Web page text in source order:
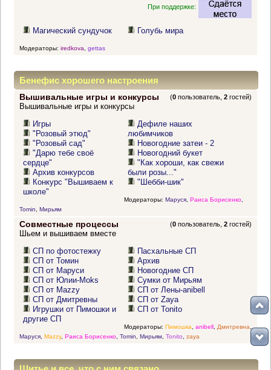
При поддержке:
Магический сундучок Голубь мира
Модераторы: iredkova gettas
Бенефис хорошего настроения
Вышивальные игры и конкурсы (0 пользователь,2 гостей)
Вышивальные игры и конкурсы
Игры
"Розовый этюд"
"Розовый сад"
"Дарю тебе своё
сердце"
Архив конкурсов
Конкурс "Вышиваем к
школе"
Дефиле наших
любимчиков
Новогодние затеи - 2
Новогодний букет
"Как хороши, как свежи
были розы..."
"Шебби-шик"
Модераторы: Маруся, Раиса Борисенко,
Tomin
Мирьям
Совместные процессы (0 пользователь,2 гостей)
Шьем и вышиваем вместе
СП по фотостежку
СП от Томин
СП от Маруси
СП от Юлии-Moks
СП от Mazzy
СП от Дмитревны
Игрушки от Пимошки и
другие СП
Пасхальные СП
Архив
Новогодние СП
Сумки от Мирьям
СП от Лены-anibell
СП от Zaya
СП от Tonito
Модераторы: Пимошка anibell, Дмитревна
Маруся, Mazzy, Раиса Борисенко, Tomin Мирьям, Tonito zaya